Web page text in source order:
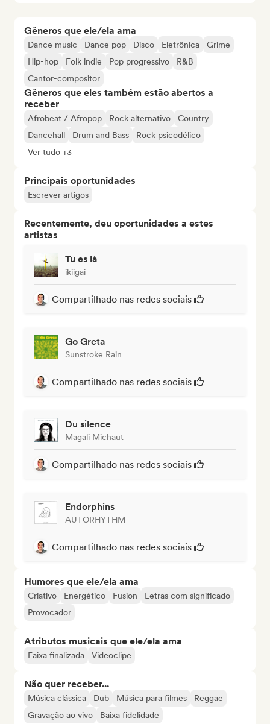
Gêneros que ele/ela ama
Dance music Dance pop Disco Eletrônica
Grime
Hip-hop
Folk indie Pop progressivo
R&B
Cantor-compositor
Gêneros que eles também estão abertos a
receber
Afrobeat / Afropop Rock alternativo
Country
Dancehall
Drum and Bass
Rock psicodélico
Ver tudo +3
Principais oportunidades
Escrever artigos
Recentemente, deu oportunidades a estes
artistas
Tu es là
ikiigai
Compartilhado nas redes sociais
Go Greta
Sunstroke Rain
Compartilhado nas redes sociais
Du silence
Magali Michaut
Compartilhado nas redes sociais
Endorphins
AUTORHYTHM
Compartilhado nas redes sociais
Humores que ele/ela ama
Criativo Energético Fusion
Letras com significado
Provocador
Atributos musicais que ele/ela ama
Faixa finalizada Videoclipe
Não quer receber...
Música clássica Dub Música para filmes
Reggae
Gravação ao vivo
Baixa fidelidade